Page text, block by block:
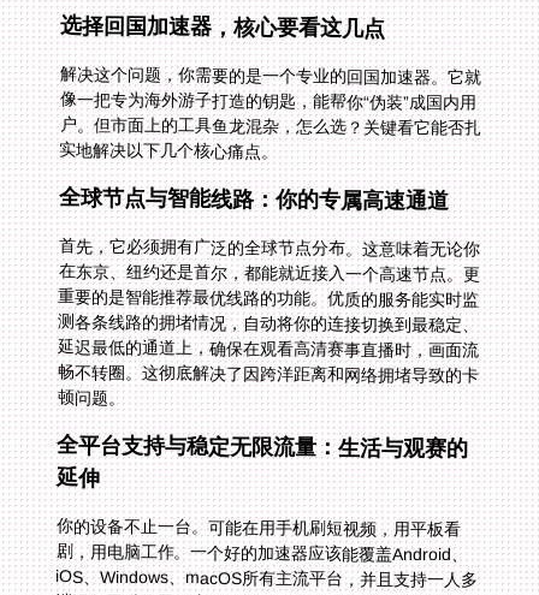
选择回国加速器，核心要看这几点
解决这个问题，你需要的是一个专业的回国加速器。它就
像一把专为海外游子打造的钥匙，能帮你“伪装”成国内用
户。但市面上的工具鱼龙混杂，怎么选？关键看它能否扎
实地解决以下几个核心痛点。
全球节点与智能线路：你的专属高速通道
首先，它必须拥有广泛的全球节点分布。这意味着无论你
在东京、纽约还是首尔，都能就近接入一个高速节点。更
重要的是智能推荐最优线路的功能。优质的服务能实时监
测各条线路的拥堵情况，自动将你的连接切换到最稳定、
延迟最低的通道上，确保在观看高清赛事直播时，画面流
畅不转圈。这彻底解决了因跨洋距离和网络拥堵导致的卡
顿问题。
全平台支持与稳定无限流量：生活与观赛的
延伸
你的设备不止一台。可能在用手机刷短视频，用平板看
剧，用电脑工作。一个好的加速器应该能覆盖Android、
iOS、Windows、macOS所有主流平台，并且支持一人多
端设备同时使用。这意味着你可以在手机上看咪咕的NBA
直播，同时用电脑登录腾讯视频追剧，互不干扰。加上稳
定提供的无限流量，你无需再为流量耗尽而担忧，可以尽